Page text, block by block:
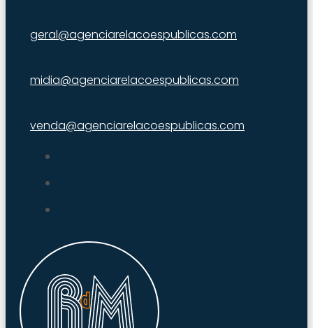
geral@agenciarelacoespublicas.com
midia@agenciarelacoespublicas.com
venda@agenciarelacoespublicas.com